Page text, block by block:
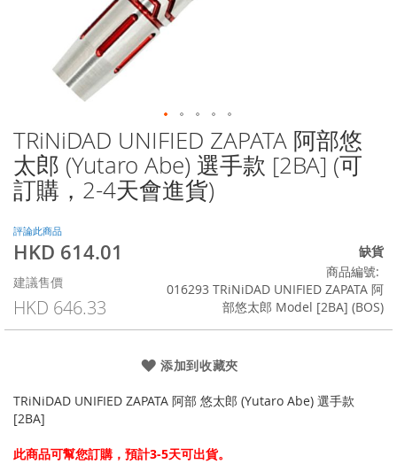
TRiNiDAD UNIFIED ZAPATA 阿部悠
太郎 (Yutaro Abe) 選手款 [2BA] (可
訂購，2-4天會進貨)
評論此商品
特
價
格
HKD 614.01
建議售價
HKD 646.33
缺貨
商品編號
016293 TRiNiDAD UNIFIED ZAPATA 阿
部悠太郎 Model [2BA] (BOS)
添加到收藏夾
TRiNiDAD UNIFIED ZAPATA 阿部 悠太郎 (Yutaro Abe) 選手款
[2BA]
此商品可幫您訂購，預計3-5天可出貨。
Skip
to
the
beginning
of
the
images
gallery